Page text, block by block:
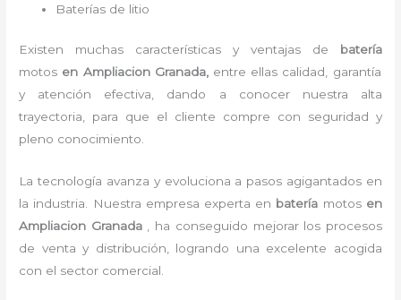
Baterías de litio
Existen muchas características y ventajas de batería
motos en Ampliacion Granada, entre ellas calidad, garantía
y atención efectiva, dando a conocer nuestra alta
trayectoria, para que el cliente compre con seguridad y
pleno conocimiento.
La tecnología avanza y evoluciona a pasos agigantados en
la industria. Nuestra empresa experta en batería motosen
Ampliacion Granada
, ha conseguido mejorar los procesos
de venta y distribución, logrando una excelente acogida
con el sector comercial.